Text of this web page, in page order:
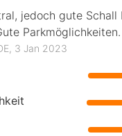
jedoch gute Schall
Parkmöglichkeiten.
3 Jan 2023